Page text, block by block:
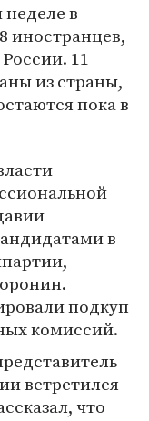
в
иностранцев,
11
из страны,
пока в
в
подкуп
комиссий.
встретился
что